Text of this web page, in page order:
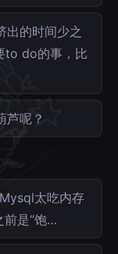
出的时间少之
to do的事，比
芦呢？
太吃内存
前是“饱…